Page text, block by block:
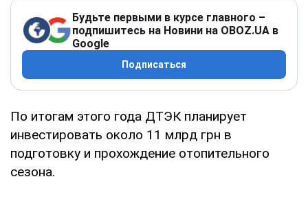
Будьте первыми в курсе главного –
подпишитесь на Новини на OBOZ.UA в
Google
Подписаться
По итогам этого года ДТЭК планирует
инвестировать около 11 млрд грн в
подготовку и прохождение отопительного
сезона.